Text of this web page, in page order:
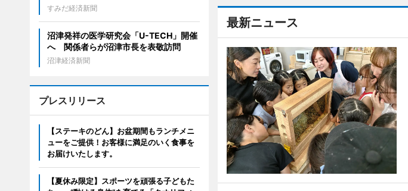
最新ニュース
すみだ経済新聞
沼津発祥の医学研究会「U-TECH」開催
へ 関係者らが沼津市長を表敬訪問
沼津経済新聞
プレスリリース
【ステーキのどん】お盆期間もランチメニ
ューをご提供！お客様に満足のいく食事を
お届けいたします。
【夏休み限定】スポーツを頑張る子どもた